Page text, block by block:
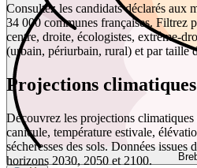
Consultez les candidats déclarés aux
34 000 communes françaises. Filtrez
centre, droite, écologistes, extrême-
(urbain, périurbain, rural) et par taille
Projections
Découvrez les projections
canicule, température estivale,
sécheresses des sols. Données
horizons 2030, 2050 et 2100.